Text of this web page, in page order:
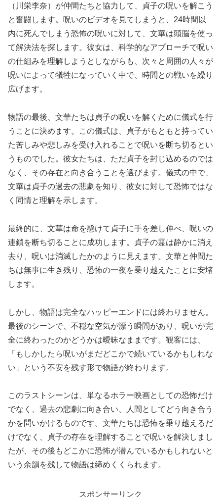
（川栄李奈）が仲間たちと協力して、貞子の呪いを解こう
と奮闘します。呪いのビデオを見てしまうと、24時間以
内に死んでしまう恐怖の呪いに対して、文華は頭脳を使っ
て解決法を探します。彼女は、科学的なアプローチで呪い
の仕組みを理解しようとしながらも、次々と周囲の人々が
呪いによって犠牲になっていく中で、時間との戦いを繰り
広げます。
物語の最後、文華たちは貞子の呪いを解くために儀式を行
うことに決めます。この儀式は、貞子がもともと持ってい
た苦しみや悲しみを受け入れることで呪いを断ち切るとい
うものでした。彼女たちは、ただ貞子を封じ込めるのでは
なく、その存在と向き合うことを選びます。儀式の中で、
文華は貞子の過去の悲劇を知り、彼女に対して恐怖ではな
く同情と理解を示します。
最終的に、文華は命を懸けて貞子に手を差し伸べ、呪いの
連鎖を断ち切ることに成功します。貞子の霊は静かに消え
去り、呪いは消滅したかのように見えます。文華と仲間た
ちは無事に生き残り、恐怖の一夜を乗り越えたことに安堵
します。
しかし、物語は完全なハッピーエンドには終わりません。
最後のシーンで、不穏な空気が漂う瞬間があり、呪いが完
全に終わったのかどうかは曖昧なままです。観客には、
「もしかしたら呪いがまだどこかで続いているかもしれな
い」という不安を残す形で物語が終わります。
このラストシーンは、単なるホラー映画としての恐怖だけ
でなく、過去の悲劇に向き合い、人間としてどう向き合う
かを問いかけるものです。文華たちは恐怖を乗り越えるだ
けでなく、貞子の存在を理解することで呪いを解決しまし
たが、その後もどこかに恐怖が潜んでいるかもしれないと
いう余韻を残して物語は締めくくられます。
スポンサーリンク